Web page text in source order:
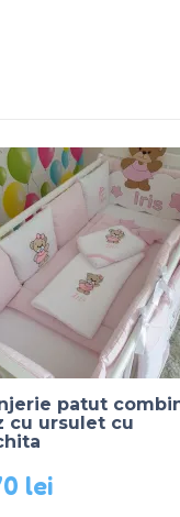
patut
cu ursulet cu
lei